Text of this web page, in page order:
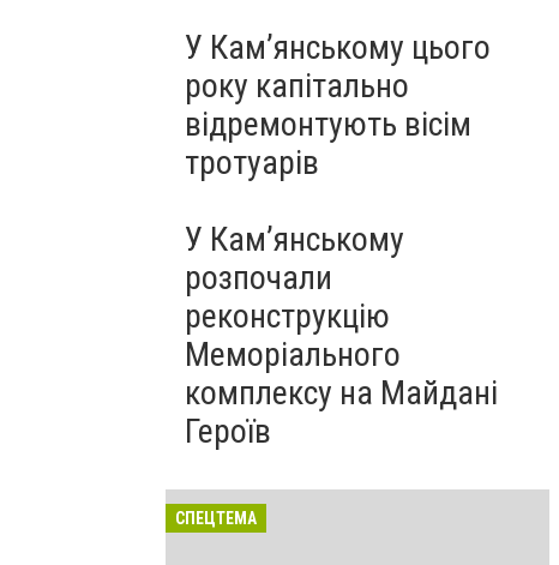
У Кам’янському цього
року капітально
відремонтують вісім
тротуарів
У Кам’янському
розпочали
реконструкцію
Меморіального
комплексу на Майдані
Героїв
СПЕЦТЕМА